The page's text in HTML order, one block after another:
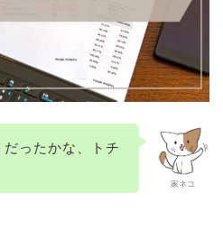
家ネコ
ったかな、トチ